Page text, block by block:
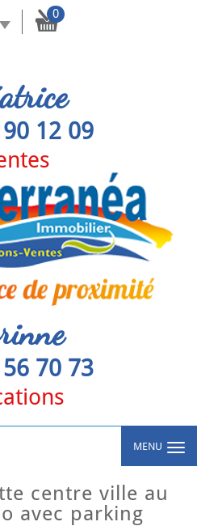
0
12 09
70 73
MENU
avec parking